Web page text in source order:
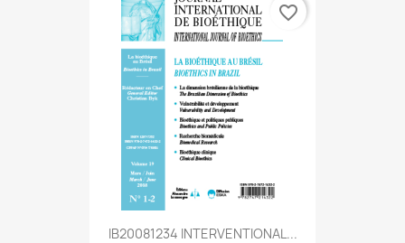
IB20081234 INTERVENTIONAL...
favorite_border